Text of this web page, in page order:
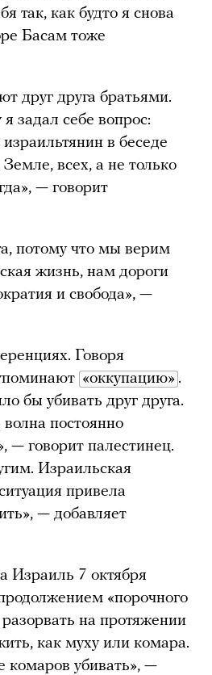
так, как будто я снова
Басам тоже
друг друга братьями.
задал себе вопрос:
в беседе
всех, а не только
— говорит
потому что мы верим
жизнь, нам дороги
и свобода», —
Говоря
«оккупацию» .
бы убивать друг друга.
постоянно
— говорит палестинец.
Израильская
привела
— добавляет
7 октября
«порочного
на протяжении
как муху или комара.
убивать», —